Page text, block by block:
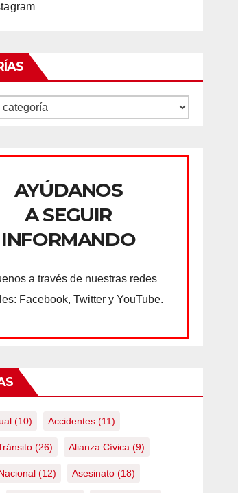
AYÚDANOS
A SEGUIR
INFORMANDO
a través de nuestras redes
Facebook, Twitter y YouTube.
(10) Accidentes (11)
(26) Alianza Cívica (9)
(12) Asesinato (18)